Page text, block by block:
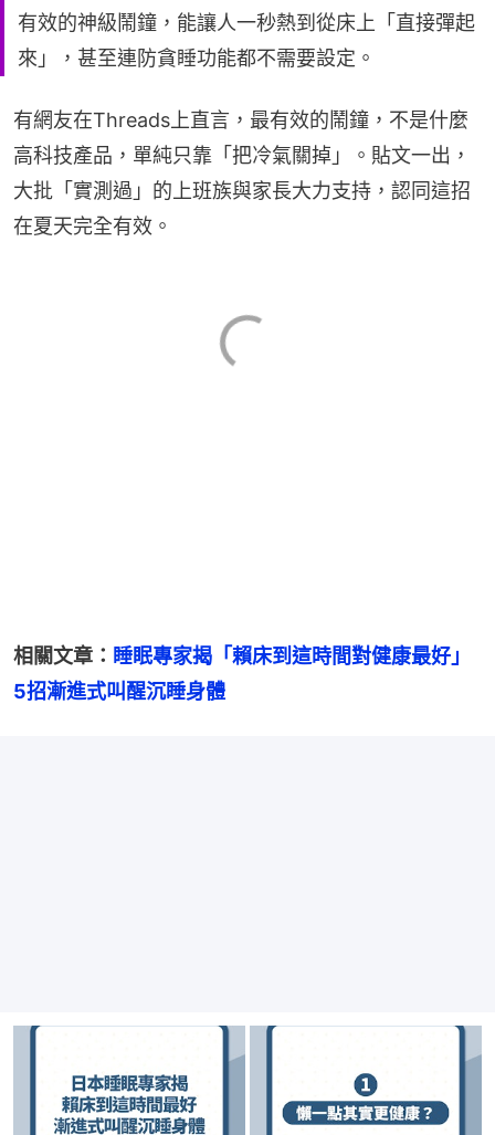
有效的神級鬧鐘，能讓人一秒熱到從床上「直接彈起
來」，甚至連防貪睡功能都不需要設定。
有網友在Threads上直言，最有效的鬧鐘，不是什麼
高科技產品，單純只靠「把冷氣關掉」。貼文一出，
大批「實測過」的上班族與家長大力支持，認同這招
在夏天完全有效。
相關文章： 睡眠專家揭「賴床到這時間對健康最好」
5招漸進式叫醒沉睡身體